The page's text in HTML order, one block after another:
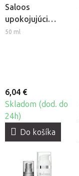
Saloos
upokojujúci
aroma airspray -
50 ml
6,04 €
Skladom (dod. do
24h)
Do košíka